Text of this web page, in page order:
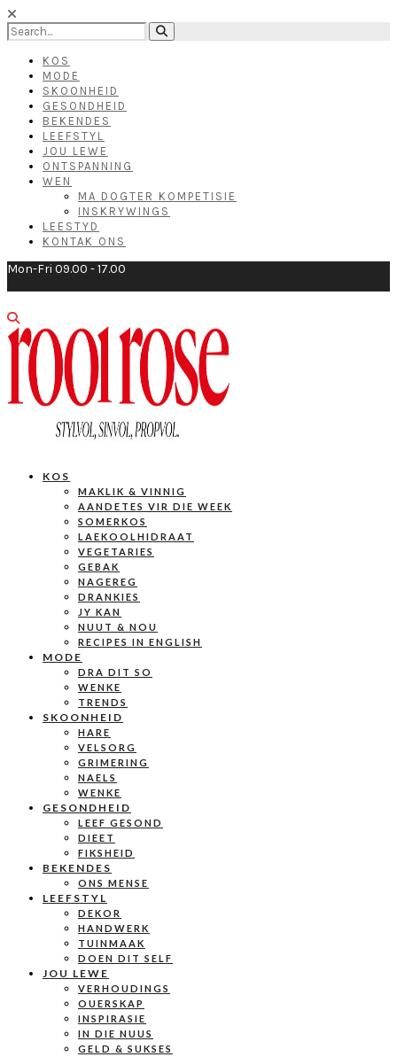
KOS
MODE
SKOONHEID
GESONDHEID
BEKENDES
LEEFSTYL
JOU LEWE
ONTSPANNING
WEN
MA DOGTER KOMPETISIE
INSKRYWINGS
LEESTYD
KONTAK ONS
Mon-Fri 09.00 - 17.00
KOS
MAKLIK & VINNIG
AANDETES VIR DIE WEEK
SOMERKOS
LAEKOOLHIDRAAT
VEGETARIES
GEBAK
NAGEREG
DRANKIES
JY KAN
NUUT & NOU
RECIPES IN ENGLISH
MODE
DRA DIT SO
WENKE
TRENDS
SKOONHEID
HARE
VELSORG
GRIMERING
NAELS
WENKE
GESONDHEID
LEEF GESOND
DIEET
FIKSHEID
BEKENDES
ONS MENSE
LEEFSTYL
DEKOR
HANDWERK
TUINMAAK
DOEN DIT SELF
JOU LEWE
VERHOUDINGS
OUERSKAP
INSPIRASIE
IN DIE NUUS
GELD & SUKSES